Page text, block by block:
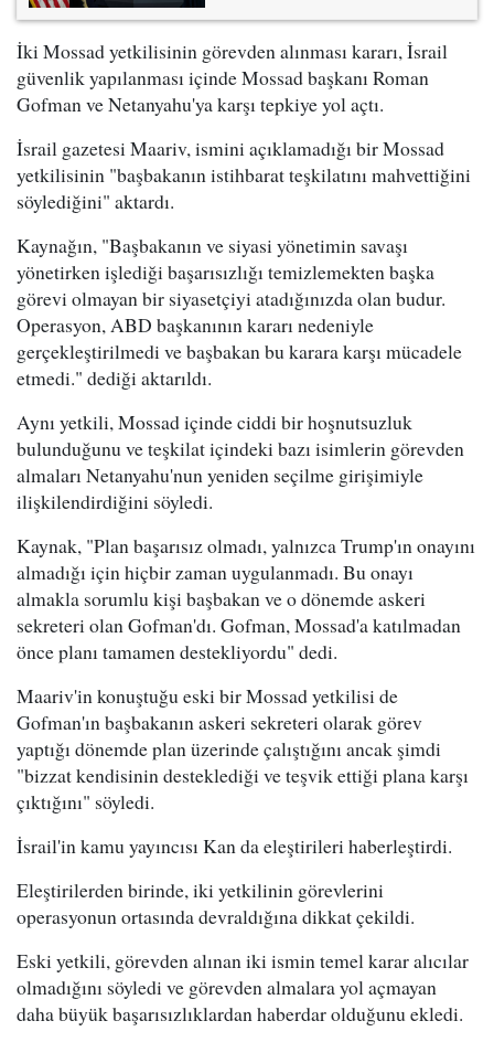
İki Mossad yetkilisinin görevden alınması kararı, İsrail
güvenlik yapılanması içinde Mossad başkanı Roman
Gofman ve Netanyahu'ya karşı tepkiye yol açtı.
İsrail gazetesi Maariv, ismini açıklamadığı bir Mossad
yetkilisinin "başbakanın istihbarat teşkilatını mahvettiğini
söylediğini" aktardı.
Kaynağın, "Başbakanın ve siyasi yönetimin savaşı
yönetirken işlediği başarısızlığı temizlemekten başka
görevi olmayan bir siyasetçiyi atadığınızda olan budur.
Operasyon, ABD başkanının kararı nedeniyle
gerçekleştirilmedi ve başbakan bu karara karşı mücadele
etmedi." dediği aktarıldı.
Aynı yetkili, Mossad içinde ciddi bir hoşnutsuzluk
bulunduğunu ve teşkilat içindeki bazı isimlerin görevden
almaları Netanyahu'nun yeniden seçilme girişimiyle
ilişkilendirdiğini söyledi.
Kaynak, "Plan başarısız olmadı, yalnızca Trump'ın onayını
almadığı için hiçbir zaman uygulanmadı. Bu onayı
almakla sorumlu kişi başbakan ve o dönemde askeri
sekreteri olan Gofman'dı. Gofman, Mossad'a katılmadan
önce planı tamamen destekliyordu" dedi.
Maariv'in konuştuğu eski bir Mossad yetkilisi de
Gofman'ın başbakanın askeri sekreteri olarak görev
yaptığı dönemde plan üzerinde çalıştığını ancak şimdi
"bizzat kendisinin desteklediği ve teşvik ettiği plana karşı
çıktığını" söyledi.
İsrail'in kamu yayıncısı Kan da eleştirileri haberleştirdi.
Eleştirilerden birinde, iki yetkilinin görevlerini
operasyonun ortasında devraldığına dikkat çekildi.
Eski yetkili, görevden alınan iki ismin temel karar alıcılar
olmadığını söyledi ve görevden almalara yol açmayan
daha büyük başarısızlıklardan haberdar olduğunu ekledi.